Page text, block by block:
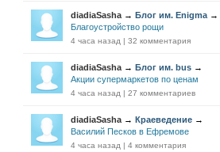
diadiaSasha → Блог им. Enigma →
Благоустройство рощи
4 часа назад | 32 комментария
diadiaSasha → Блог им. bus →
Акции супермаркетов по ценам
4 часа назад | 27 комментариев
diadiaSasha → Краеведение →
Василий Песков в Ефремове
4 часа назад | 4 комментария